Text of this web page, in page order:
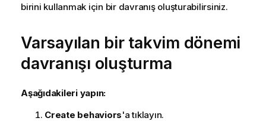
birini kullanmak için bir davranış oluşturabilirsiniz.
Varsayılan bir takvim dönemi
davranışı oluşturma
Aşağıdakileri yapın:
Create behaviors'a tıklayın.